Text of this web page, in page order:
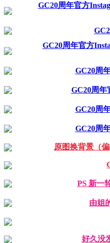
GC20周年官方
GC20周年官方
GC20周
GC20周年
GC20周
GC20周
原图换背景（
PS 新一
由姐
好久没